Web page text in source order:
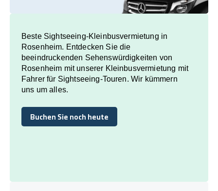
Beste Sightseeing-Kleinbusvermietung in
Rosenheim. Entdecken Sie die
beeindruckenden Sehenswürdigkeiten von
Rosenheim mit unserer Kleinbusvermietung mit
Fahrer für Sightseeing-Touren. Wir kümmern
uns um alles.
Buchen Sie noch heute
Buchen Sie noch heute